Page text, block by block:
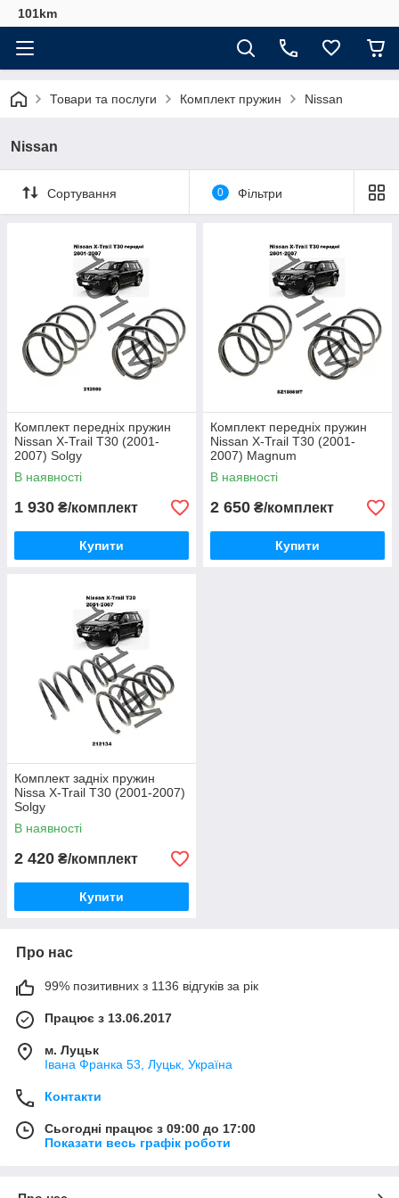
101km
Товари та послуги Комплект пружин Nissan
Nissan
Сортування 0 Фільтри
Комплект передніх пружин
Nissan X-Trail T30 (2001-
2007) Solgy
В наявності
1 930 ₴/комплект
Купити
Комплект передніх пружин
Nissan X-Trail T30 (2001-
2007) Magnum
В наявності
2 650 ₴/комплект
Купити
Комплект задніх пружин
Nissa X-Trail T30 (2001-2007)
Solgy
В наявності
2 420 ₴/комплект
Купити
Про нас
99% позитивних з 1136 відгуків за рік
Працює з 13.06.2017
м. Луцьк
Івана Франка 53, Луцьк, Україна
Контакти
Сьогодні працює з 09:00 до 17:00
Показати весь графік роботи